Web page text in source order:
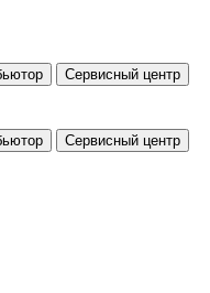
Сервисный центр
Сервисный центр